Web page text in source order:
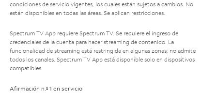
condiciones de servicio vigentes, los cuales están sujetos a cambios. No
están disponibles en todas las áreas. Se aplican restricciones.
Spectrum TV App requiere Spectrum TV. Se requiere el ingreso de
credenciales de la cuenta para hacer streaming de contenido. La
funcionalidad de streaming está restringida en algunas zonas; no admite
todos los canales. Spectrum TV App está disponible solo en dispositivos
compatibles.
Afirmación n.º 1 en servicio